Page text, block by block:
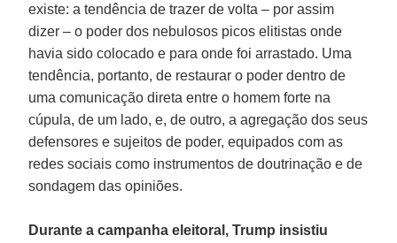
existe: a tendência de trazer de volta – por assim
dizer – o poder dos nebulosos picos elitistas onde
havia sido colocado e para onde foi arrastado. Uma
tendência, portanto, de restaurar o poder dentro de
uma comunicação direta entre o homem forte na
cúpula, de um lado, e, de outro, a agregação dos seus
defensores e sujeitos de poder, equipados com as
redes sociais como instrumentos de doutrinação e de
sondagem das opiniões.
Durante a campanha eleitoral, Trump insistiu